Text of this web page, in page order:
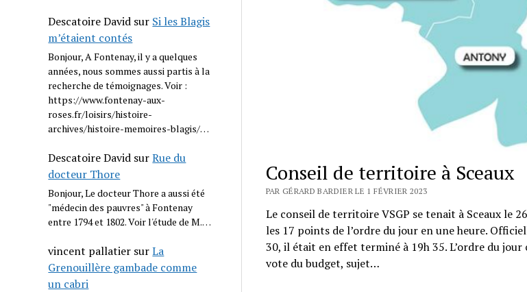
Descatoire David sur Si les Blagis
m’étaient contés
Bonjour, A Fontenay, il y a quelques
années, nous sommes aussi partis à la
recherche de témoignages. Voir :
https://www.fontenay-aux-
roses.fr/loisirs/histoire-
archives/histoire-memoires-blagis/…
Descatoire David surRue du
docteur Thore
Bonjour, Le docteur Thore a aussi été
"médecin des pauvres" à Fontenay
entre 1794 et 1802. Voir l'étude de M.…
vincent pallatier surLa
Grenouillère gambade comme
un cabri
Conseil de territoire à Sceaux
PAR GÉRARD BARDIER LE 1 FÉVRIER 2023
Le conseil de territoire VSGP se tenait à Sceaux le
les 17 points de l’ordre du jour en une heure.
30, il était en effet terminé à 19h 35. L’ordre du
vote du budget, sujet…